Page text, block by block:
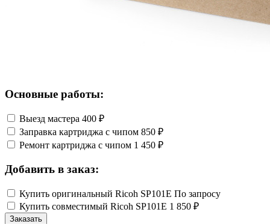
Основные работы:
Выезд мастера 400 ₽
Заправка картриджа с чипом 850 ₽
Ремонт картриджа с чипом 1 450 ₽
Добавить в заказ:
Купить оригинальный Ricoh SP101E По запросу
Купить совместимый Ricoh SP101E 1 850 ₽
Заказать